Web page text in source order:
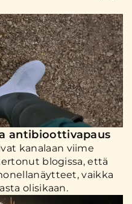
antibioottivapaus
kanalaan viime
blogissa, että
vaikka
olisikaan.